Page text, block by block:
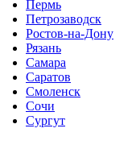
Пермь
Петрозаводск
Ростов-на-Дону
Рязань
Самара
Саратов
Смоленск
Сочи
Сургут